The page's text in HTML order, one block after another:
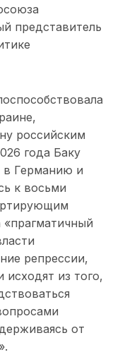
представитель
российским
года Баку
в Германию и
к восьми
репрессии,
исходят из того,
от